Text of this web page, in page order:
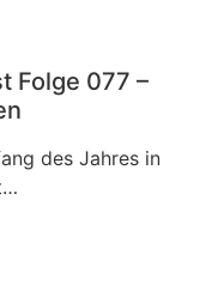
Folge 077 –
des Jahres in